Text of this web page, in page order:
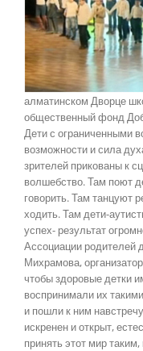
алматинском Дворце
общественный фонд
Дети с ограниченными
возможности и сила
зрителей прикованы к
волшебство. Там поют
говорить. Там танцуют
ходить. Там дети-
успех- результат
Ассоциации родителей
Михрамова,
чтобы здоровые детки
воспринимали их
и пошли к ним
искренен и открыт,
принять этот мир